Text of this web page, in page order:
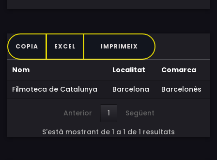
COPIA EXCEL IMPRIMEIX
Nom Localitat
Comarca
Filmoteca de Catalunya
Barcelona Barcelonès
Anterior 1
Següent
S'està mostrant de 1 a 1 de 1 resultats